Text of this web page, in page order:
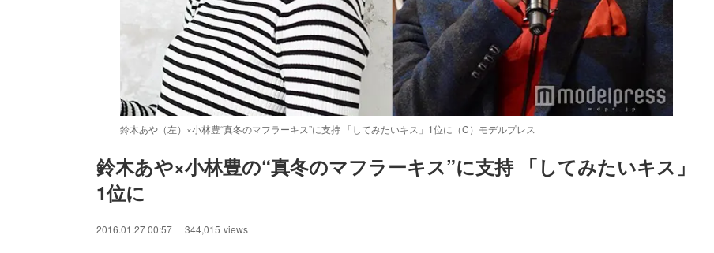
鈴木あや（左）×小林豊“真冬のマフラーキス”に支持 「してみたいキス」1位に（C）モデルプレス
鈴木あや×小林豊の“真冬のマフラーキス”に支持 「してみたいキス」
1位に
2016.01.27 00:57 344,015 views